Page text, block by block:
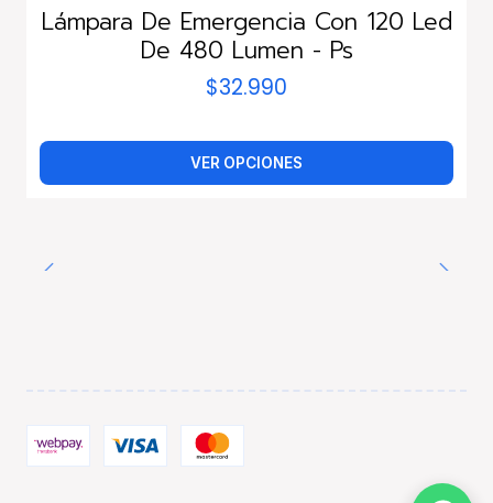
Lámpara De Emergencia Con 120 Led
De 480 Lumen - Ps
$32.990
VER OPCIONES